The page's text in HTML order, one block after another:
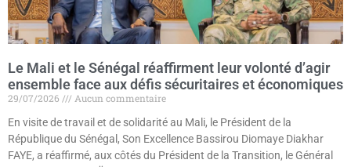
Le Mali et le Sénégal réaffirment leur volonté d’agir
ensemble face aux défis sécuritaires et économiques
29/07/2026
Aucun commentaire
En visite de travail et de solidarité au Mali, le Président de la
République du Sénégal, Son Excellence Bassirou Diomaye Diakhar
FAYE, a réaffirmé, aux côtés du Président de la Transition, le Général